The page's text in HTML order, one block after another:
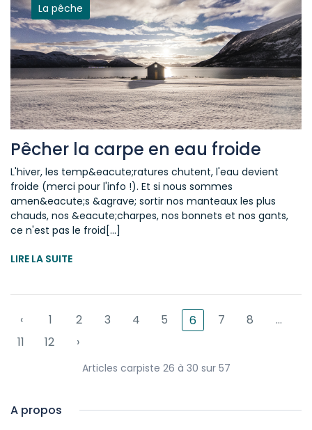
La pêche
Pêcher la carpe en eau froide
L'hiver, les temp&eacute;ratures chutent, l'eau devient
froide (merci pour l'info !). Et si nous sommes
amen&eacute;s &agrave; sortir nos manteaux les plus
chauds, nos &eacute;charpes, nos bonnets et nos gants,
ce n'est pas le froid[...]
LIRE LA SUITE
‹ 1 2 3 4 5 6 7 8
...
11
12 ›
Articles carpiste 26 à 30 sur 57
A propos